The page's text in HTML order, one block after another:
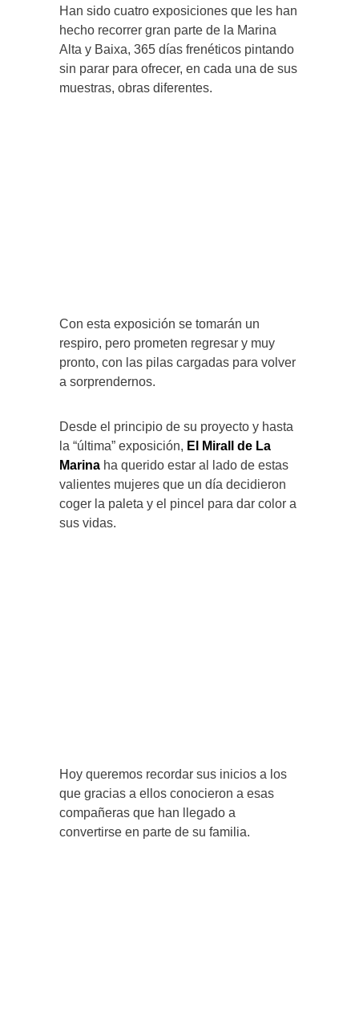
Han sido cuatro exposiciones que les han
hecho recorrer gran parte de la Marina
Alta y Baixa, 365 días frenéticos pintando
sin parar para ofrecer, en cada una de sus
muestras, obras diferentes.
Con esta exposición se tomarán un
respiro, pero prometen regresar y muy
pronto, con las pilas cargadas para volver
a sorprendernos.
Desde el principio de su proyecto y hasta
la “última” exposición, El Mirall de La
Marina ha querido estar al lado de estas
valientes mujeres que un día decidieron
coger la paleta y el pincel para dar color a
sus vidas.
Hoy queremos recordar sus inicios a los
que gracias a ellos conocieron a esas
compañeras que han llegado a
convertirse en parte de su familia.